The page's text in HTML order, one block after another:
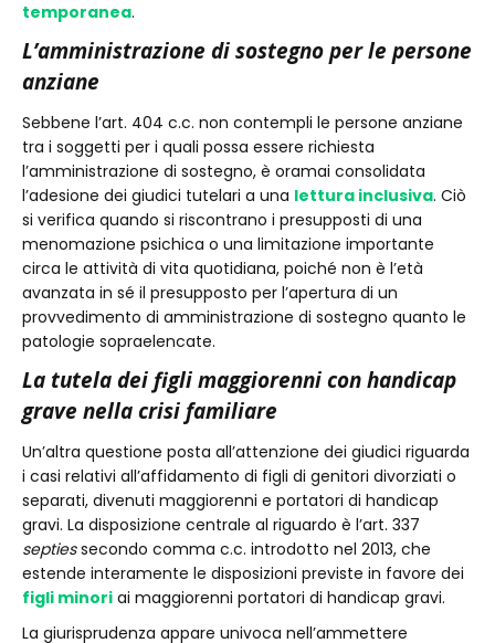
temporanea.
L’amministrazione di sostegno per le persone
anziane
Sebbene l’art. 404 c.c. non contempli le persone anziane
tra i soggetti per i quali possa essere richiesta
l’amministrazione di sostegno, è oramai consolidata
l’adesione dei giudici tutelari a una lettura inclusiva. Ciò
si verifica quando si riscontrano i presupposti di una
menomazione psichica o una limitazione importante
circa le attività di vita quotidiana, poiché non è l’età
avanzata in sé il presupposto per l’apertura di un
provvedimento di amministrazione di sostegno quanto le
patologie sopraelencate.
La tutela dei figli maggiorenni con handicap
grave nella crisi familiare
Un’altra questione posta all’attenzione dei giudici riguarda
i casi relativi all’affidamento di figli di genitori divorziati o
separati, divenuti maggiorenni e portatori di handicap
gravi. La disposizione centrale al riguardo è l’art. 337
septiessecondo comma c.c. introdotto nel 2013, che
estende interamente le disposizioni previste in favore dei
figli minori ai maggiorenni portatori di handicap gravi.
La giurisprudenza appare univoca nell’ammettere